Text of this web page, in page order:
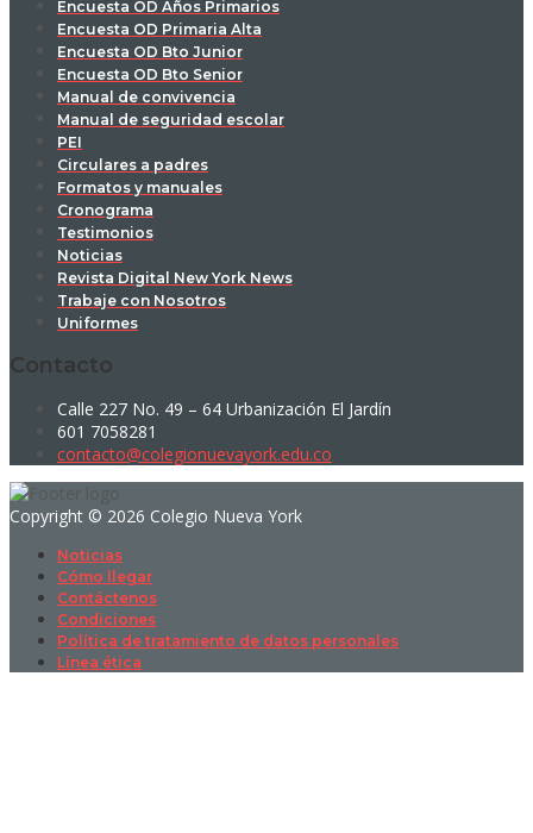
Encuesta OD Años Primarios
Encuesta OD Primaria Alta
Encuesta OD Bto Junior
Encuesta OD Bto Senior
Manual de convivencia
Manual de seguridad escolar
PEI
Circulares a padres
Formatos y manuales
Cronograma
Testimonios
Noticias
Revista Digital New York News
Trabaje con Nosotros
Uniformes
Contacto
Calle 227 No. 49 – 64 Urbanización El Jardín
601 7058281
contacto@colegionuevayork.edu.co
Copyright © 2026 Colegio Nueva York
Noticias
Cómo llegar
Contáctenos
Condiciones
Política de tratamiento de datos personales
Línea ética